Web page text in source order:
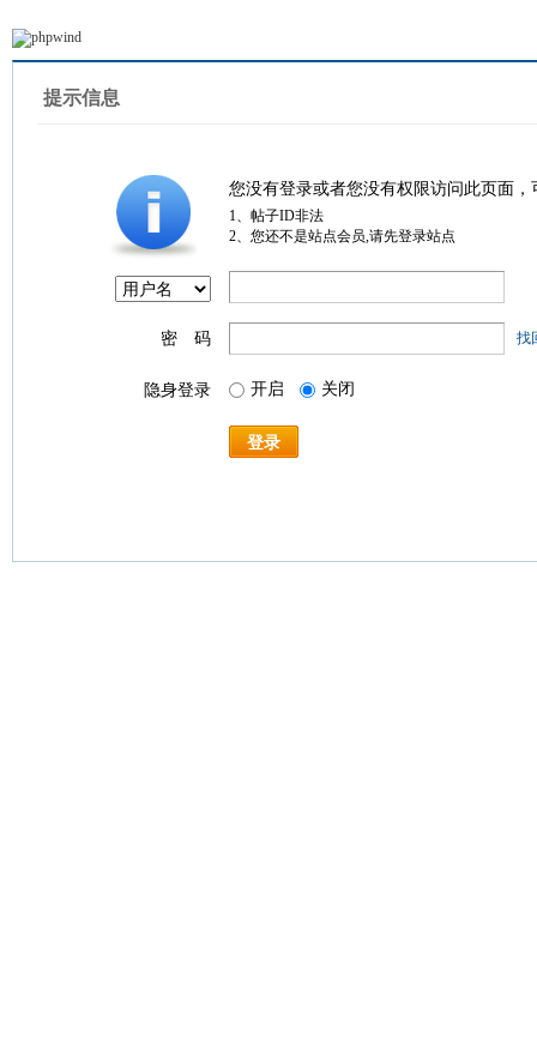
提示信息
您没有登录或者您没有权限访问此页面
1、帖子ID非法
2、您还不是站点会员,请先登录站点
密 码 找
隐身登录 开启 关闭
登录